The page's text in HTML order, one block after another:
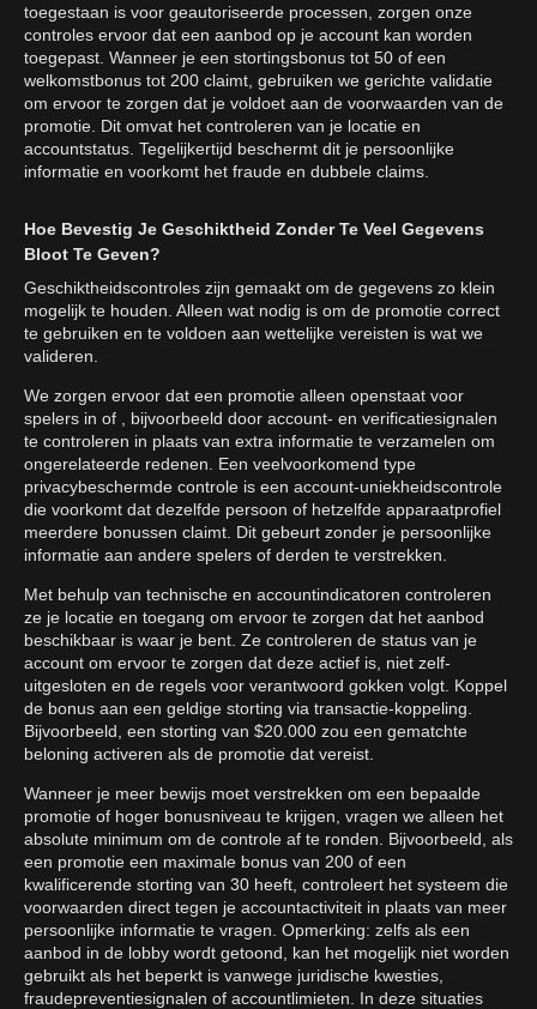
toegestaan is voor geautoriseerde processen, zorgen onze
controles ervoor dat een aanbod op je account kan worden
toegepast. Wanneer je een stortingsbonus tot 50 of een
welkomstbonus tot 200 claimt, gebruiken we gerichte validatie
om ervoor te zorgen dat je voldoet aan de voorwaarden van de
promotie. Dit omvat het controleren van je locatie en
accountstatus. Tegelijkertijd beschermt dit je persoonlijke
informatie en voorkomt het fraude en dubbele claims.
Hoe Bevestig Je Geschiktheid Zonder Te Veel Gegevens
Bloot Te Geven?
Geschiktheidscontroles zijn gemaakt om de gegevens zo klein
mogelijk te houden. Alleen wat nodig is om de promotie correct
te gebruiken en te voldoen aan wettelijke vereisten is wat we
valideren.
We zorgen ervoor dat een promotie alleen openstaat voor
spelers in of , bijvoorbeeld door account- en verificatiesignalen
te controleren in plaats van extra informatie te verzamelen om
ongerelateerde redenen. Een veelvoorkomend type
privacybeschermde controle is een account-uniekheidscontrole
die voorkomt dat dezelfde persoon of hetzelfde apparaatprofiel
meerdere bonussen claimt. Dit gebeurt zonder je persoonlijke
informatie aan andere spelers of derden te verstrekken.
Met behulp van technische en accountindicatoren controleren
ze je locatie en toegang om ervoor te zorgen dat het aanbod
beschikbaar is waar je bent. Ze controleren de status van je
account om ervoor te zorgen dat deze actief is, niet zelf-
uitgesloten en de regels voor verantwoord gokken volgt. Koppel
de bonus aan een geldige storting via transactie-koppeling.
Bijvoorbeeld, een storting van $20.000 zou een gematchte
beloning activeren als de promotie dat vereist.
Wanneer je meer bewijs moet verstrekken om een bepaalde
promotie of hoger bonusniveau te krijgen, vragen we alleen het
absolute minimum om de controle af te ronden. Bijvoorbeeld, als
een promotie een maximale bonus van 200 of een
kwalificerende storting van 30 heeft, controleert het systeem die
voorwaarden direct tegen je accountactiviteit in plaats van meer
persoonlijke informatie te vragen. Opmerking: zelfs als een
aanbod in de lobby wordt getoond, kan het mogelijk niet worden
gebruikt als het beperkt is vanwege juridische kwesties,
fraudepreventiesignalen of accountlimieten. In deze situaties